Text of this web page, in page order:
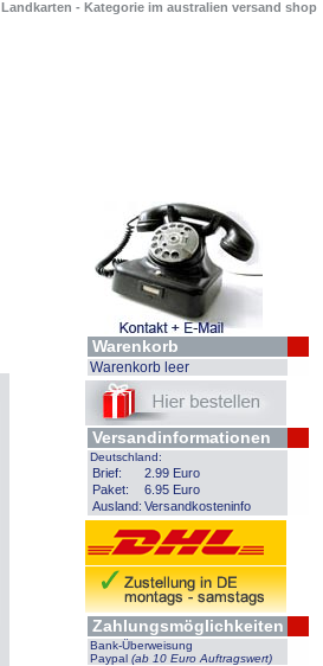
Landkarten - Kategorie im australien versand shop
Warenkorb
Warenkorb leer
Versandinformationen
Deutschland:
Brief:
2.99 Euro
Paket:
6.95 Euro
Ausland: Versandkosteninfo
Zahlungsmöglichkeiten
Bank-Überweisung
Paypal (ab 10 Euro Auftragswert)